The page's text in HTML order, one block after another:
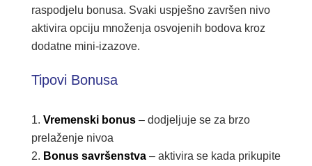
raspodjelu bonusa. Svaki uspješno završen nivo
aktivira opciju množenja osvojenih bodova kroz
dodatne mini-izazove.
Tipovi Bonusa
Vremenski bonus– dodjeljuje se za brzo
prelaženje nivoa
Bonus savršenstva– aktivira se kada prikupite